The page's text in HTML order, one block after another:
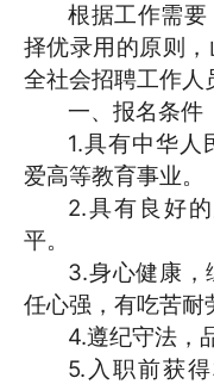
根据工作需要
择优录用的原则
全社会招聘工作人
一、报名条件
1.具有中华人
爱高等教育事业。
2.具有良好
平。
3.身心健康，
任心强，有吃苦耐
4.遵纪守法，
5.入职前获